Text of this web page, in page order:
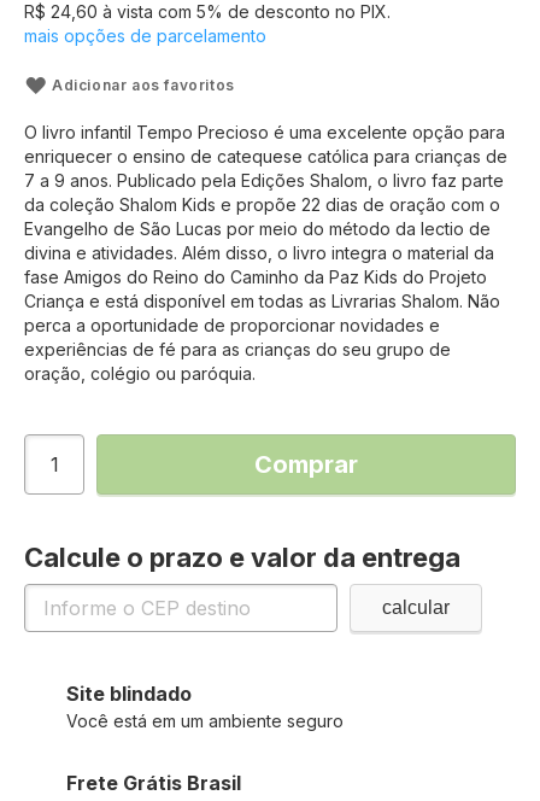
R$ 24,60 à vista com 5% de desconto no PIX.
mais opções de parcelamento
Adicionar aos favoritos
O livro infantil Tempo Precioso é uma excelente opção para
enriquecer o ensino de catequese católica para crianças de
7 a 9 anos. Publicado pela Edições Shalom, o livro faz parte
da coleção Shalom Kids e propõe 22 dias de oração com o
Evangelho de São Lucas por meio do método da lectio de
divina e atividades. Além disso, o livro integra o material da
fase Amigos do Reino do Caminho da Paz Kids do Projeto
Criança e está disponível em todas as Livrarias Shalom. Não
perca a oportunidade de proporcionar novidades e
experiências de fé para as crianças do seu grupo de
oração, colégio ou paróquia.
Comprar
Calcule o prazo e valor da entrega
Site blindado
Você está em um ambiente seguro
Frete Grátis Brasil